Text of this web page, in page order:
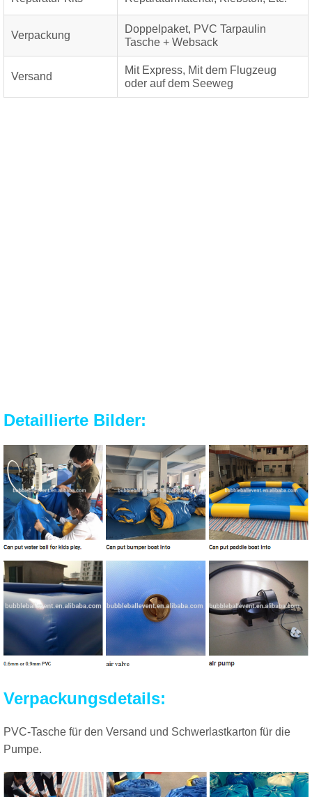
Verpackung
Doppelpaket, PVC Tarpaulin
Tasche + Websack
Versand
Mit Express, Mit dem Flugzeug
oder auf dem Seeweg
Detaillierte Bilder:
Verpackungsdetails:
PVC-Tasche für den Versand und Schwerlastkarton für die
Pumpe.